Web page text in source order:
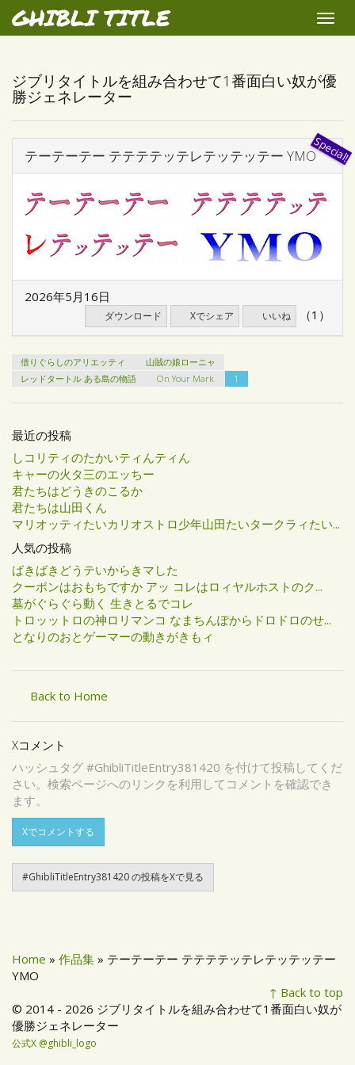
GHIBLI TITLE
Toggle
ジブリタイトルを組み合わせて1番面白い奴が優
勝ジェネレーター
テーテーテー テテテテッテレテッテッテー YMO
2026年5月16日
ダウンロード Xでシェア いいね （1）
借りぐらしのアリエッティ
山賊の娘ローニャ
レッドタートル ある島の物語
On Your Mark 1
最近の投稿
しコリティのたかいティんティん
キャーの火タ三のエッちー
君たちはどうきのこるか
君たちは山田くん
マリオッティたいカリオストロ少年山田たいタークラィたい...
人気の投稿
ばきばきどうテいからきマした
クーポンはおもちですか アッ コレはロィヤルホストのク...
墓がぐらぐら動く 生きとるでコレ
トロッットロの神ロリマンコ なまちんぽからドロドロのせ...
となりのおとゲーマーの動きがきもィ
Back to Home
Xコメント
ハッシュタグ #GhibliTitleEntry381420 を付けて投稿してくだ
さい。検索ページへのリンクを利用してコメントを確認でき
ます。
Xでコメントする
#GhibliTitleEntry381420 の投稿をXで見る
Home » 作品集 » テーテーテー テテテテッテレテッテッテー
YMO
↑ Back to top
© 2014 - 2026 ジブリタイトルを組み合わせて1番面白い奴が
優勝ジェネレーター
公式X @ghibli_logo